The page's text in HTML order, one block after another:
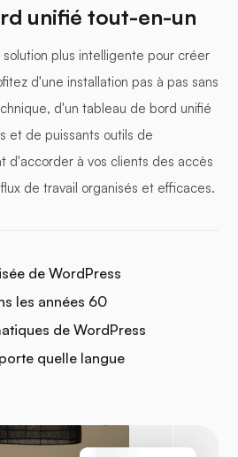
unifié tout-en-un
solution plus intelligente pour créer
d'une installation pas à pas sans
d'un tableau de bord unifié
et de puissants outils de
d'accorder à vos clients des accès
de travail organisés et efficaces.
de WordPress
les années 60
de WordPress
quelle langue